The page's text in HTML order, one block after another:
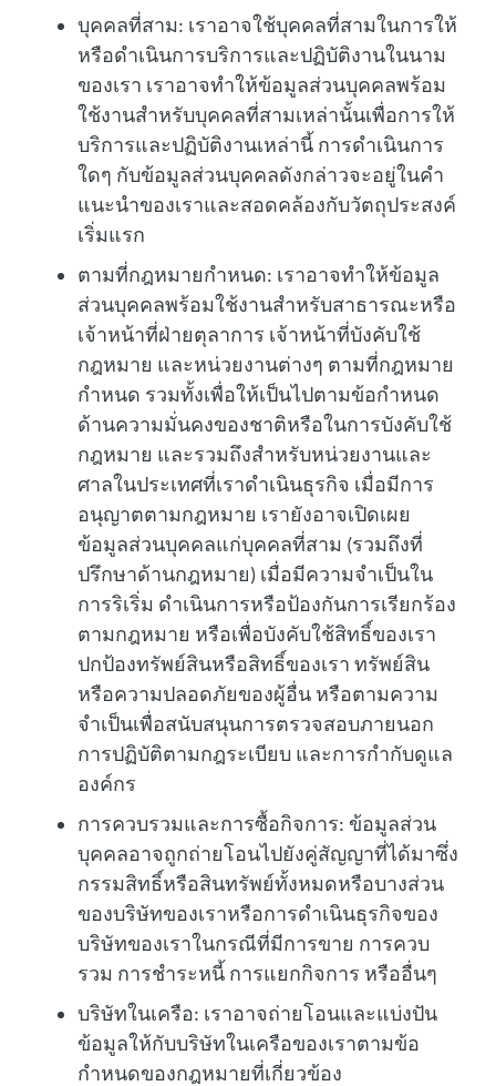
บุคคลที่สาม: เราอาจใช้บุคคลที่สามในการให้
หรือดำเนินการบริการและปฏิบัติงานในนาม
ของเรา เราอาจทำให้ข้อมูลส่วนบุคคลพร้อม
ใช้งานสำหรับบุคคลที่สามเหล่านั้นเพื่อการให้
บริการและปฏิบัติงานเหล่านี้ การดำเนินการ
ใดๆ กับข้อมูลส่วนบุคคลดังกล่าวจะอยู่ในคำ
แนะนำของเราและสอดคล้องกับวัตถุประสงค์
เริ่มแรก
ตามที่กฎหมายกำหนด: เราอาจทำให้ข้อมูล
ส่วนบุคคลพร้อมใช้งานสำหรับสาธารณะหรือ
เจ้าหน้าที่ฝ่ายตุลาการ เจ้าหน้าที่บังคับใช้
กฎหมาย และหน่วยงานต่างๆ ตามที่กฎหมาย
กำหนด รวมทั้งเพื่อให้เป็นไปตามข้อกำหนด
ด้านความมั่นคงของชาติหรือในการบังคับใช้
กฎหมาย และรวมถึงสำหรับหน่วยงานและ
ศาลในประเทศที่เราดำเนินธุรกิจ เมื่อมีการ
อนุญาตตามกฎหมาย เรายังอาจเปิดเผย
ข้อมูลส่วนบุคคลแก่บุคคลที่สาม (รวมถึงที่
ปรึกษาด้านกฎหมาย) เมื่อมีความจำเป็นใน
การริเริ่ม ดำเนินการหรือป้องกันการเรียกร้อง
ตามกฎหมาย หรือเพื่อบังคับใช้สิทธิ์ของเรา
ปกป้องทรัพย์สินหรือสิทธิ์ของเรา ทรัพย์สิน
หรือความปลอดภัยของผู้อื่น หรือตามความ
จำเป็นเพื่อสนับสนุนการตรวจสอบภายนอก
การปฏิบัติตามกฎระเบียบ และการกำกับดูแล
องค์กร
การควบรวมและการซื้อกิจการ: ข้อมูลส่วน
บุคคลอาจถูกถ่ายโอนไปยังคู่สัญญาที่ได้มาซึ่ง
กรรมสิทธิ์หรือสินทรัพย์ทั้งหมดหรือบางส่วน
ของบริษัทของเราหรือการดำเนินธุรกิจของ
บริษัทของเราในกรณีที่มีการขาย การควบ
รวม การชำระหนี้ การแยกกิจการ หรืออื่นๆ
บริษัทในเครือ: เราอาจถ่ายโอนและแบ่งปัน
ข้อมูลให้กับบริษัทในเครือของเราตามข้อ
กำหนดของกฎหมายที่เกี่ยวข้อง